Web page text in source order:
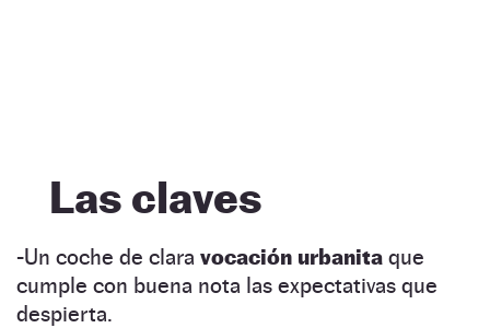
Las claves
-Un coche de clara vocación urbanita que
cumple con buena nota las expectativas que
despierta.